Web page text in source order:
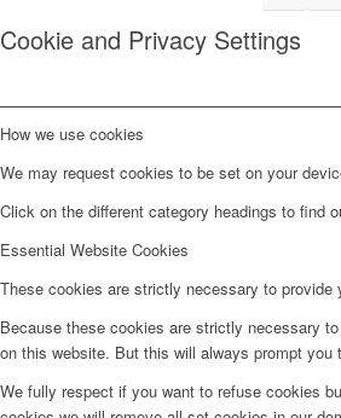
Cookie and Privacy Settings
How we use cookies
We may request cookies to be set on your
Click on the different category headings to find
Essential Website Cookies
These cookies are strictly necessary to
Because these cookies are strictly necessary
on this website. But this will always prompt
We fully respect if you want to refuse cookies